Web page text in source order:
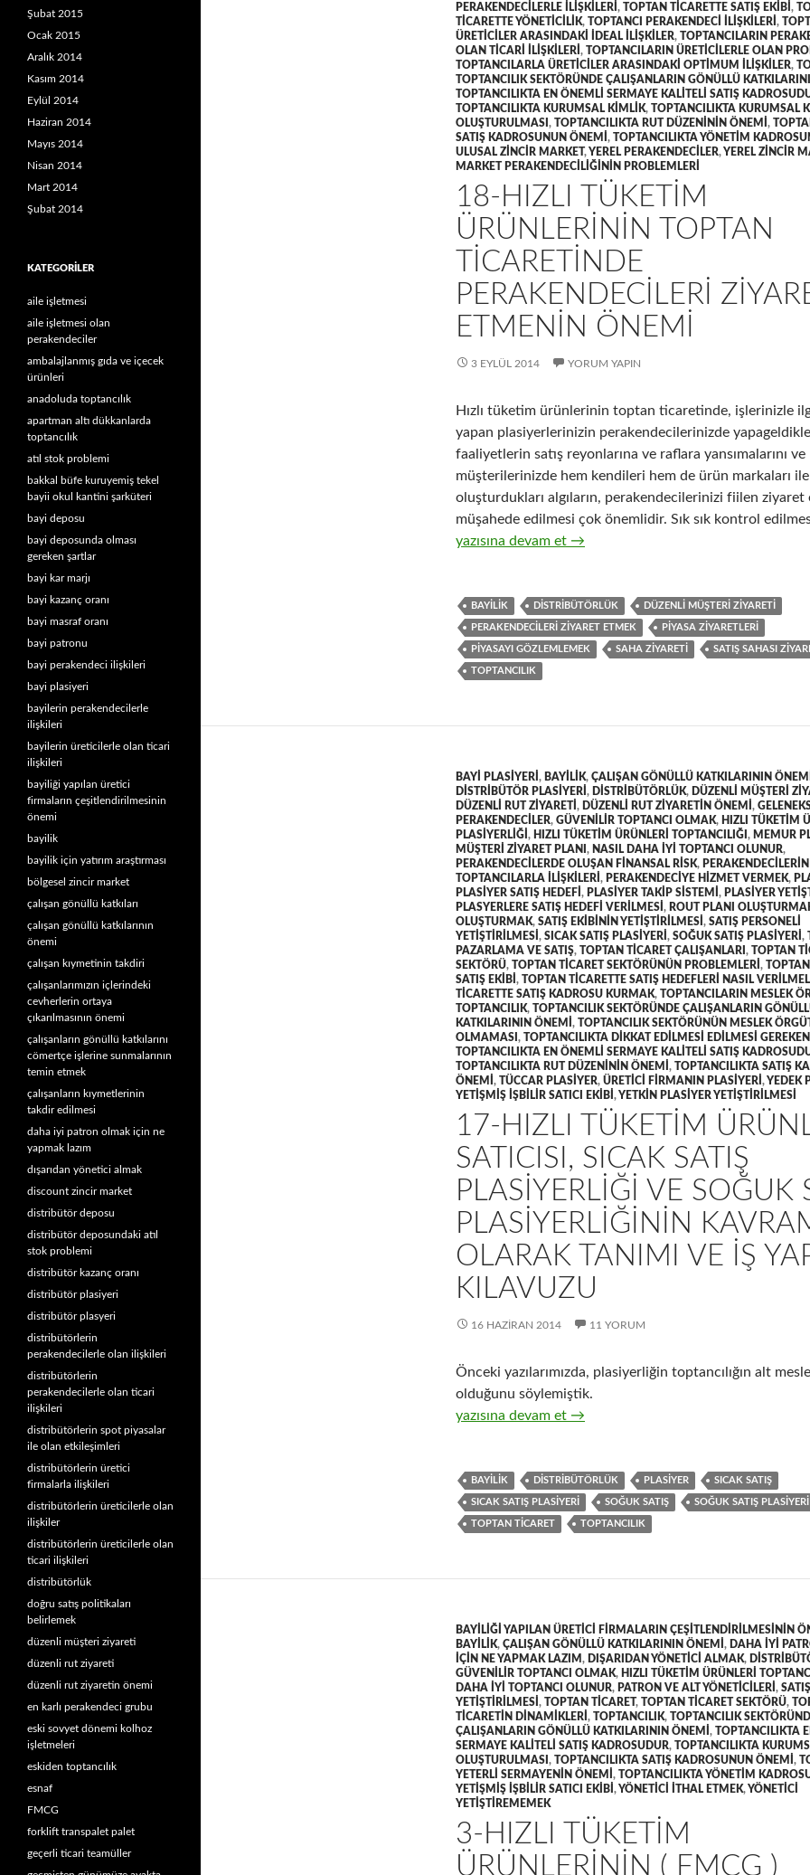
PERAKENDECILERLE ILIŞKILERI , TOPTAN TICARETTE SATIŞ EKIBI ,
TICARETTE YÖNETICILIK, TOPTANCI PERAKENDECI ILIŞKILERI ,
ÜRETICILER ARASINDAKI IDEAL ILIŞKILER, TOPTANCILARIN
OLAN TICARI ILIŞKILERI , TOPTANCILARIN ÜRETICILERLE OLAN
TOPTANCILARLA ÜRETICILER ARASINDAKI OPTIMUM ILIŞKILER,
TOPTANCILIK SEKTÖRÜNDE ÇALIŞANLARIN GÖNÜLLÜ
TOPTANCILIKTA EN ÖNEMLI SERMAYE KALITELI SATIŞ
TOPTANCILIKTA KURUMSAL KIMLIK, TOPTANCILIKTA KURUMSAL
OLUŞTURULMASI , TOPTANCILIKTA RUT DÜZENININ ÖNEMI ,
SATIŞ KADROSUNUN ÖNEMI , TOPTANCILIKTA YÖNETIM
ULUSAL ZINCIR MARKET,YEREL PERAKENDECILER,YEREL ZINCIR
MARKET PERAKENDECILIĞININ PROBLEMLERI
18-HIZLI TÜKETIM
ÜRÜNLERININ TOPTAN
TICARETINDE
PERAKENDECILERI
ETMENIN ÖNEMI
3 EYLÜL 2014 YORUM YAPIN
Hızlı tüketim ürünlerinin toptan ticaretinde, işlerinizle
yapan plasiyerlerinizin perakendecilerinizde
faaliyetlerin satış reyonlarına ve raflara yansımalarını ve
müşterilerinizde hem kendileri hem de ürün markaları
oluşturdukları algıların, perakendecilerinizi fiilen ziyaret
müşahede edilmesi çok önemlidir. Sık sık kontrol
18-Hızlı tüketim ürünlerinin toptan ticaretinde
yazısına devam et →
BAYILIK DISTRIBÜTÖRLÜK DÜZENLI MÜŞTERI ZIYARETI
PERAKENDECILERI ZIYARET ETMEK PIYASA ZIYARETLERI
PIYASAYI GÖZLEMLEMEK SAHA ZIYARETI SATIŞ SAHASI
TOPTANCILIK
BAYI PLASIYERI , BAYILIK, ÇALIŞAN GÖNÜLLÜ KATKILARININ ÖNEMI
DISTRIBÜTÖR PLASIYERI , DISTRIBÜTÖRLÜK, DÜZENLI MÜŞTERI
DÜZENLI RUT ZIYARETI , DÜZENLI RUT ZIYARETIN ÖNEMI ,
PERAKENDECILER, GÜVENILIR TOPTANCI OLMAK, HIZLI TÜKETIM
PLASIYERLIĞI , HIZLI TÜKETIM ÜRÜNLERI TOPTANCILIĞI , MEMUR
MÜŞTERI ZIYARET PLANI , NASIL DAHA IYI TOPTANCI OLUNUR,
PERAKENDECILERDE OLUŞAN FINANSAL RISK, PERAKENDECILERIN
TOPTANCILARLA ILIŞKILERI , PERAKENDECIYE HIZMET VERMEK,
PLASIYER SATIŞ HEDEFI , PLASIYER TAKIP SISTEMI , PLASIYER
PLASYERLERE SATIŞ HEDEFI VERILMESI , ROUT PLANI
OLUŞTURMAK, SATIŞ EKIBININ YETIŞTIRILMESI , SATIŞ PERSONELI
YETIŞTIRILMESI , SICAK SATIŞ PLASIYERI , SOĞUK SATIŞ PLASIYERI ,
PAZARLAMA VE SATIŞ, TOPTAN TICARET ÇALIŞANLARI , TOPTAN
SEKTÖRÜ, TOPTAN TICARET SEKTÖRÜNÜN PROBLEMLERI ,
SATIŞ EKIBI , TOPTAN TICARETTE SATIŞ HEDEFLERI NASIL
TICARETTE SATIŞ KADROSU KURMAK, TOPTANCILARIN MESLEK
TOPTANCILIK, TOPTANCILIK SEKTÖRÜNDE ÇALIŞANLARIN
KATKILARININ ÖNEMI , TOPTANCILIK SEKTÖRÜNÜN MESLEK
OLMAMASI , TOPTANCILIKTA DIKKAT EDILMESI EDILMESI
TOPTANCILIKTA EN ÖNEMLI SERMAYE KALITELI SATIŞ
TOPTANCILIKTA RUT DÜZENININ ÖNEMI , TOPTANCILIKTA SATIŞ
ÖNEMI , TÜCCAR PLASIYER, ÜRETICI FIRMANIN PLASIYERI ,YEDEK
YETIŞMIŞ IŞBILIR SATICI EKIBI ,YETKIN PLASIYER YETIŞTIRILMESI
17-HIZLI TÜKETIM
SATICISI, SICAK SATIŞ
PLASIYERLIĞI VE SOĞUK
PLASIYERLIĞININ
OLARAK TANIMI VE IŞ
KILAVUZU
16 HAZIRAN 2014 11 YORUM
Önceki yazılarımızda, plasiyerliğin toptancılığın alt
olduğunu söylemiştik.
17-Hızlı tüketim ürünleri satıcısı, sıcak satış
yazısına devam et →
BAYILIK DISTRIBÜTÖRLÜK PLASIYER SICAK SATIŞ
SICAK SATIŞ PLASIYERI SOĞUK SATIŞ SOĞUK SATIŞ PLASIYERI
TOPTAN TICARET TOPTANCILIK
BAYILIĞI YAPILAN ÜRETICI FIRMALARIN ÇEŞITLENDIRILMESININ
BAYILIK, ÇALIŞAN GÖNÜLLÜ KATKILARININ ÖNEMI , DAHA IYI
IÇIN NE YAPMAK LAZIM , DIŞARIDAN YÖNETICI ALMAK,
GÜVENILIR TOPTANCI OLMAK, HIZLI TÜKETIM ÜRÜNLERI
DAHA IYI TOPTANCI OLUNUR, PATRON VE ALT YÖNETICILERI ,
YETIŞTIRILMESI , TOPTAN TICARET, TOPTAN TICARET SEKTÖRÜ,
TICARETIN DINAMIKLERI , TOPTANCILIK, TOPTANCILIK
ÇALIŞANLARIN GÖNÜLLÜ KATKILARININ ÖNEMI , TOPTANCILIKTA
SERMAYE KALITELI SATIŞ KADROSUDUR, TOPTANCILIKTA
OLUŞTURULMASI , TOPTANCILIKTA SATIŞ KADROSUNUN ÖNEMI ,
YETERLI SERMAYENIN ÖNEMI , TOPTANCILIKTA YÖNETIM
YETIŞMIŞ IŞBILIR SATICI EKIBI ,YÖNETICI ITHAL ETMEK,YÖNETICI
YETIŞTIREMEMEK
3-HIZLI TÜKETIM
ÜRÜNLERININ ( FMCG )
Şubat 2015
Ocak 2015
Aralık 2014
Kasım 2014
Eylül 2014
Haziran 2014
Mayıs 2014
Nisan 2014
Mart 2014
Şubat 2014
KATEGORILER
aile işletmesi
aile işletmesi olan
perakendeciler
ambalajlanmış gıda ve içecek
ürünleri
anadoluda toptancılık
apartman altı dükkanlarda
toptancılık
atıl stok problemi
bakkal büfe kuruyemiş tekel
bayii okul kantini şarküteri
bayi deposu
bayi deposunda olması
gereken şartlar
bayi kar marjı
bayi kazanç oranı
bayi masraf oranı
bayi patronu
bayi perakendeci ilişkileri
bayi plasiyeri
bayilerin perakendecilerle
ilişkileri
bayilerin üreticilerle olan ticari
ilişkileri
bayiliği yapılan üretici
firmaların çeşitlendirilmesinin
önemi
bayilik
bayilik için yatırım araştırması
bölgesel zincir market
çalışan gönüllü katkıları
çalışan gönüllü katkılarının
önemi
çalışan kıymetinin takdiri
çalışanlarımızın içlerindeki
cevherlerin ortaya
çıkarılmasının önemi
çalışanların gönüllü katkılarını
cömertçe işlerine sunmalarının
temin etmek
çalışanların kıymetlerinin
takdir edilmesi
daha iyi patron olmak için ne
yapmak lazım
dışarıdan yönetici almak
discount zincir market
distribütör deposu
distribütör deposundaki atıl
stok problemi
distribütör kazanç oranı
distribütör plasiyeri
distribütör plasyeri
distribütörlerin
perakendecilerle olan ilişkileri
distribütörlerin
perakendecilerle olan ticari
ilişkileri
distribütörlerin spot piyasalar
ile olan etkileşimleri
distribütörlerin üretici
firmalarla ilişkileri
distribütörlerin üreticilerle olan
ilişkiler
distribütörlerin üreticilerle olan
ticari ilişkileri
distribütörlük
doğru satış politikaları
belirlemek
düzenli müşteri ziyareti
düzenli rut ziyareti
düzenli rut ziyaretin önemi
en karlı perakendeci grubu
eski sovyet dönemi kolhoz
işletmeleri
eskiden toptancılık
esnaf
FMCG
forklift transpalet palet
geçerli ticari teamüller